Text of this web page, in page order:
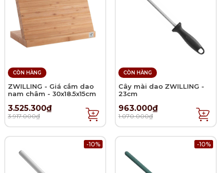
CÒN HÀNG
ZWILLING - Giá cắm dao
nam châm - 30x18.5x15cm
3.525.300₫
3.917.000₫
CÒN HÀNG
Cây mài dao ZWILLING -
23cm
963.000₫
1.070.000₫
-10% -10%